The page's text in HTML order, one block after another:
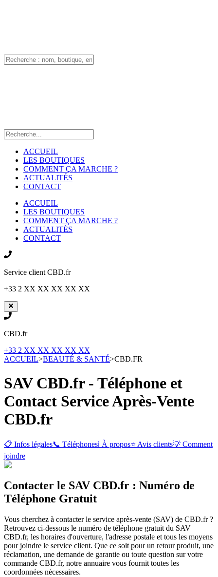
ACCUEIL
LES BOUTIQUES
COMMENT ÇA MARCHE ?
ACTUALITÉS
CONTACT
ACCUEIL
LES BOUTIQUES
COMMENT ÇA MARCHE ?
ACTUALITÉS
CONTACT
Service client CBD.fr
+33 2 XX XX XX XX XX
CBD.fr
+33 2 XX XX XX XX XX
ACCUEIL>BEAUTÉ & SANTÉ>CBD.FR
SAV CBD.fr - Téléphone et
Contact Service Après-Vente
CBD.fr
📋 Infos légales📞 Téléphonesℹ️ À propos⭐ Avis clients💡 Comment
joindre
Contacter le SAV CBD.fr : Numéro de
Téléphone Gratuit
Vous cherchez à contacter le service après-vente (SAV) de CBD.fr ?
Retrouvez ci-dessous le numéro de téléphone gratuit du SAV
CBD.fr, les horaires d'ouverture, l'adresse postale et tous les moyens
pour joindre le service client. Que ce soit pour un retour produit, une
réclamation, une demande de garantie ou toute question sur votre
commande CBD.fr, notre annuaire vous fournit toutes les
coordonnées nécessaires.